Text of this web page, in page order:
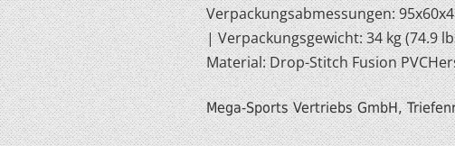
Verpackungsabmessungen: 95x60x45
| Verpackungsgewicht: 34 kg (74.9
Material: Drop-Stitch Fusion
Mega-Sports Vertriebs GmbH,